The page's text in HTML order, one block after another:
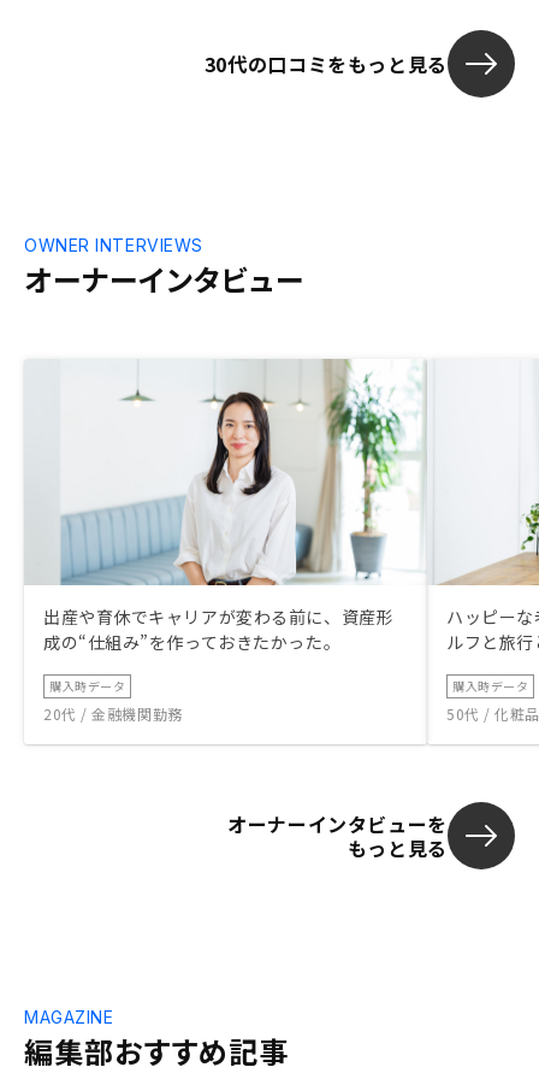
30代の口コミをもっと見る
オーナーインタビュー
OWNER INTERVIEWS
出産や育休でキャリアが変わる前に、資産形
成の“仕組み”を作っておきたかった。
購入時データ
20代 / 金融機関勤務
ハッピー
ルフと旅
購入時データ
50代 / 化粧
オーナーインタビューを
もっと見る
編集部おすすめ記事
MAGAZINE